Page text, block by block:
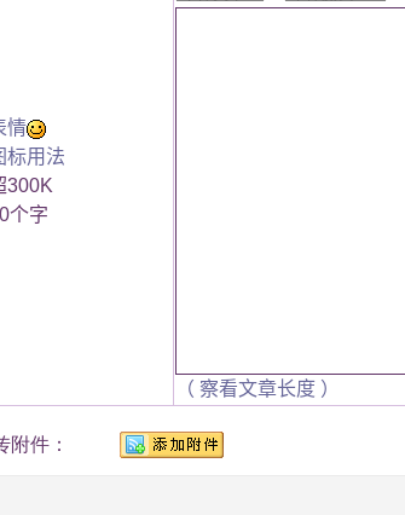
情
标用法
300K
个字
（ 察看文章长度 ）